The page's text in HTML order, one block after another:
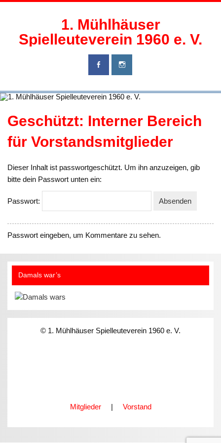
Zum
1. Mühlhäuser
Spielleuteverein 1960 e. V.
Geschützt: Interner Bereich
für Vorstandsmitglieder
Dieser Inhalt ist passwortgeschützt. Um ihn anzuzeigen, gib
bitte dein Passwort unten ein:
Passwort:
Passwort eingeben, um Kommentare zu sehen.
Damals war’s
© 1. Mühlhäuser Spielleuteverein 1960 e. V.
Mitglieder| Vorstand